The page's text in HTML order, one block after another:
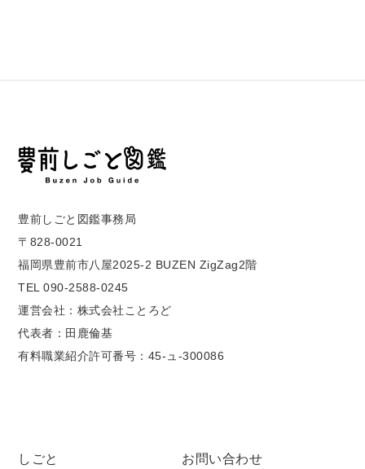
豊前しごと図鑑事務局
〒828-0021
福岡県豊前市八屋2025-2 BUZEN ZigZag2階
TEL 090-2588-0245
運営会社：株式会社ことろど
代表者：田鹿倫基
有料職業紹介許可番号：45-ュ-300086
しごと お問い合わせ